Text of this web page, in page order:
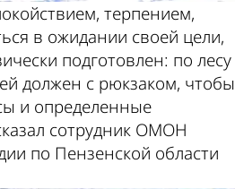
терпением,
в ожидании своей цели,
подготовлен: по лесу
должен с рюкзаком, чтобы
и определенные
сотрудник ОМОН
по Пензенской области